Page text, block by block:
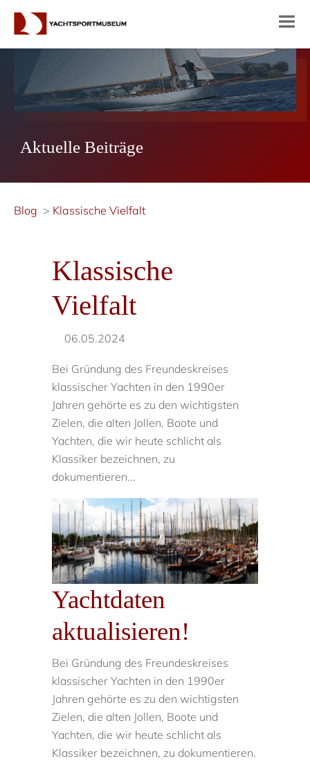
Aktuelle Beiträge
Blog Klassische Vielfalt
Klassische
Vielfalt
06.05.2024
Bei Gründung des Freundeskreises
klassischer Yachten in den 1990er
Jahren gehörte es zu den wichtigsten
Zielen, die alten Jollen, Boote und
Yachten, die wir heute schlicht als
Klassiker bezeichnen, zu
dokumentieren...
Yachtdaten
aktualisieren!
Bei Gründung des Freundeskreises
klassischer Yachten in den 1990er
Jahren gehörte es zu den wichtigsten
Zielen, die alten Jollen, Boote und
Yachten, die wir heute schlicht als
Klassiker bezeichnen, zu dokumentieren.